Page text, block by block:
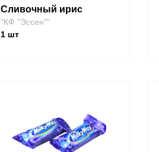
Сливочный ирис
"КФ "Эссен""
1 шт